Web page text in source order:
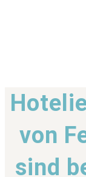
von
sind